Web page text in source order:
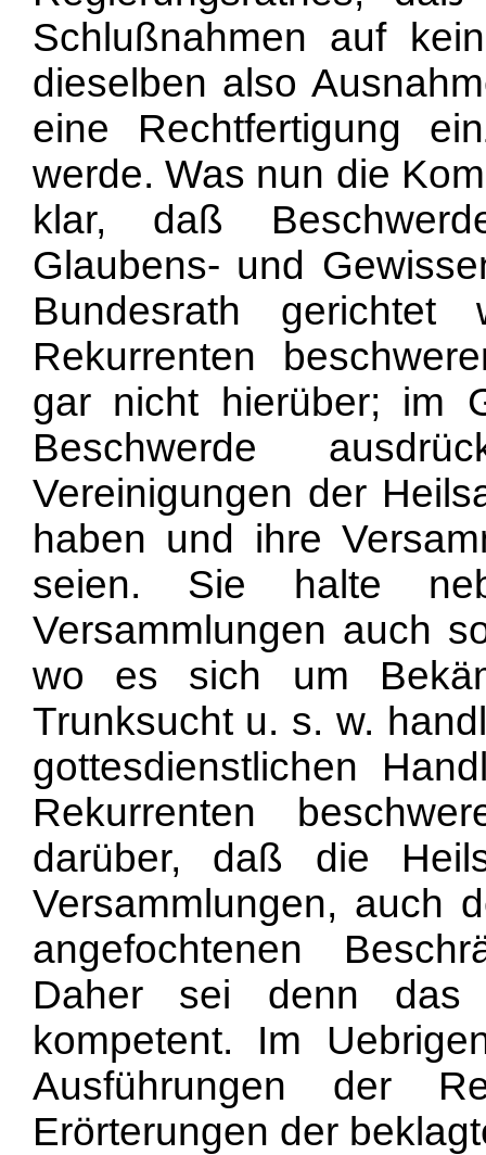
Schlußnahmen auf
dieselben also
eine Rechtfertigung
werde. Was nun die
klar, daß
Glaubens- und
Bundesrath
Rekurrenten
gar nicht hierüber; im
Beschwerde
Vereinigungen der
haben und ihre
seien. Sie halte
Versammlungen auch
wo es sich um
Trunksucht u. s. w.
gottesdienstlichen
Rekurrenten
darüber, daß die
Versammlungen, auch
angefochtenen
Daher sei denn das
kompetent. Im
Ausführungen der
Erörterungen der